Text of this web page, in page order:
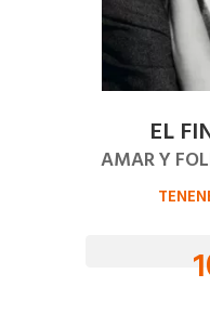
EL
AMAR Y